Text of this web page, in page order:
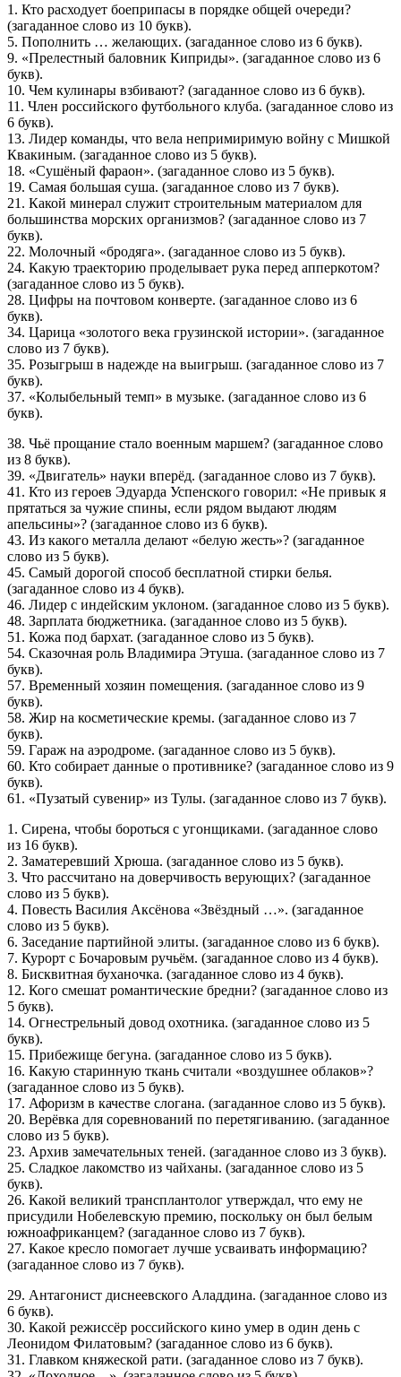
1. Кто расходует боеприпасы в порядке общей очереди?
(загаданное слово из 10 букв).
5. Пополнить … желающих. (загаданное слово из 6 букв).
9. «Прелестный баловник Киприды». (загаданное слово из 6
букв).
10. Чем кулинары взбивают? (загаданное слово из 6 букв).
11. Член российского футбольного клуба. (загаданное слово из
6 букв).
13. Лидер команды, что вела непримиримую войну с Мишкой
Квакиным. (загаданное слово из 5 букв).
18. «Сушёный фараон». (загаданное слово из 5 букв).
19. Самая большая суша. (загаданное слово из 7 букв).
21. Какой минерал служит строительным материалом для
большинства морских организмов? (загаданное слово из 7
букв).
22. Молочный «бродяга». (загаданное слово из 5 букв).
24. Какую траекторию проделывает рука перед апперкотом?
(загаданное слово из 5 букв).
28. Цифры на почтовом конверте. (загаданное слово из 6
букв).
34. Царица «золотого века грузинской истории». (загаданное
слово из 7 букв).
35. Розыгрыш в надежде на выигрыш. (загаданное слово из 7
букв).
37. «Колыбельный темп» в музыке. (загаданное слово из 6
букв).
38. Чьё прощание стало военным маршем? (загаданное слово
из 8 букв).
39. «Двигатель» науки вперёд. (загаданное слово из 7 букв).
41. Кто из героев Эдуарда Успенского говорил: «Не привык я
прятаться за чужие спины, если рядом выдают людям
апельсины»? (загаданное слово из 6 букв).
43. Из какого металла делают «белую жесть»? (загаданное
слово из 5 букв).
45. Самый дорогой способ бесплатной стирки белья.
(загаданное слово из 4 букв).
46. Лидер с индейским уклоном. (загаданное слово из 5 букв).
48. Зарплата бюджетника. (загаданное слово из 5 букв).
51. Кожа под бархат. (загаданное слово из 5 букв).
54. Сказочная роль Владимира Этуша. (загаданное слово из 7
букв).
57. Временный хозяин помещения. (загаданное слово из 9
букв).
58. Жир на косметические кремы. (загаданное слово из 7
букв).
59. Гараж на аэродроме. (загаданное слово из 5 букв).
60. Кто собирает данные о противнике? (загаданное слово из 9
букв).
61. «Пузатый сувенир» из Тулы. (загаданное слово из 7 букв).
1. Сирена, чтобы бороться с угонщиками. (загаданное слово
из 16 букв).
2. Заматеревший Хрюша. (загаданное слово из 5 букв).
3. Что рассчитано на доверчивость верующих? (загаданное
слово из 5 букв).
4. Повесть Василия Аксёнова «Звёздный …». (загаданное
слово из 5 букв).
6. Заседание партийной элиты. (загаданное слово из 6 букв).
7. Курорт с Бочаровым ручьём. (загаданное слово из 4 букв).
8. Бисквитная буханочка. (загаданное слово из 4 букв).
12. Кого смешат романтические бредни? (загаданное слово из
5 букв).
14. Огнестрельный довод охотника. (загаданное слово из 5
букв).
15. Прибежище бегуна. (загаданное слово из 5 букв).
16. Какую старинную ткань считали «воздушнее облаков»?
(загаданное слово из 5 букв).
17. Афоризм в качестве слогана. (загаданное слово из 5 букв).
20. Верёвка для соревнований по перетягиванию. (загаданное
слово из 5 букв).
23. Архив замечательных теней. (загаданное слово из 3 букв).
25. Сладкое лакомство из чайханы. (загаданное слово из 5
букв).
26. Какой великий трансплантолог утверждал, что ему не
присудили Нобелевскую премию, поскольку он был белым
южноафриканцем? (загаданное слово из 7 букв).
27. Какое кресло помогает лучше усваивать информацию?
(загаданное слово из 7 букв).
29. Антагонист диснеевского Аладдина. (загаданное слово из
6 букв).
30. Какой режиссёр российского кино умер в один день с
Леонидом Филатовым? (загаданное слово из 6 букв).
31. Главком княжеской рати. (загаданное слово из 7 букв).